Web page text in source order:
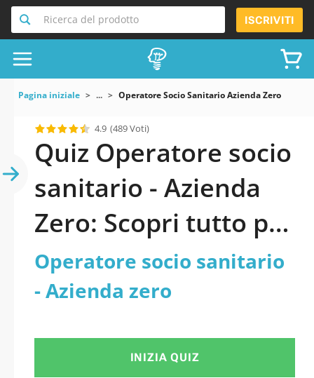
Ricerca del prodotto ISCRIVITI
Pagina iniziale ... Operatore Socio Sanitario Azienda Zero
4.9 (489 Voti)
Quiz Operatore socio
sanitario - Azienda
Zero: Scopri tutto per
superarlo
Operatore socio sanitario
- Azienda zero
INIZIA QUIZ